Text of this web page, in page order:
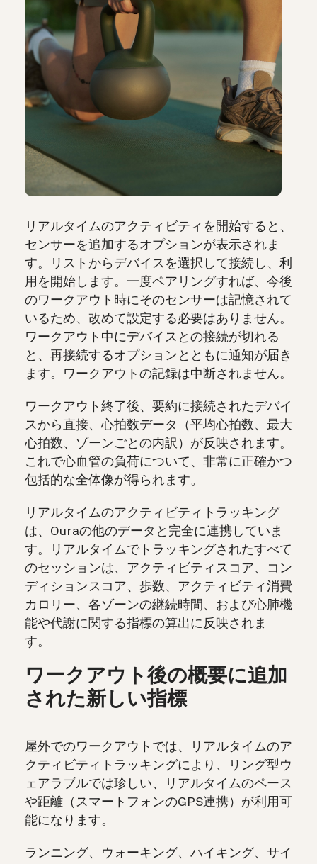
リアルタイムのアクティビティを開始すると、
センサーを追加するオプションが表示されま
す。リストからデバイスを選択して接続し、利
用を開始します。一度ペアリングすれば、今後
のワークアウト時にそのセンサーは記憶されて
いるため、改めて設定する必要はありません。
ワークアウト中にデバイスとの接続が切れる
と、再接続するオプションとともに通知が届き
ます。ワークアウトの記録は中断されません。
ワークアウト終了後、要約に接続されたデバイ
スから直接、心拍数データ（平均心拍数、最大
心拍数、ゾーンごとの内訳）が反映されます。
これで心血管の負荷について、非常に正確かつ
包括的な全体像が得られます。
リアルタイムのアクティビティトラッキング
は、Ouraの他のデータと完全に連携していま
す。リアルタイムでトラッキングされたすべて
のセッションは、アクティビティスコア、コン
ディションスコア、歩数、アクティビティ消費
カロリー、各ゾーンの継続時間、および心肺機
能や代謝に関する指標の算出に反映されま
す。
ワークアウト後の概要に追加
された新しい指標
屋外でのワークアウトでは、リアルタイムのア
クティビティトラッキングにより、リング型ウ
ェアラブルでは珍しい、リアルタイムのペース
や距離（スマートフォンのGPS連携）が利用可
能になります。
ランニング、ウォーキング、ハイキング、サイ